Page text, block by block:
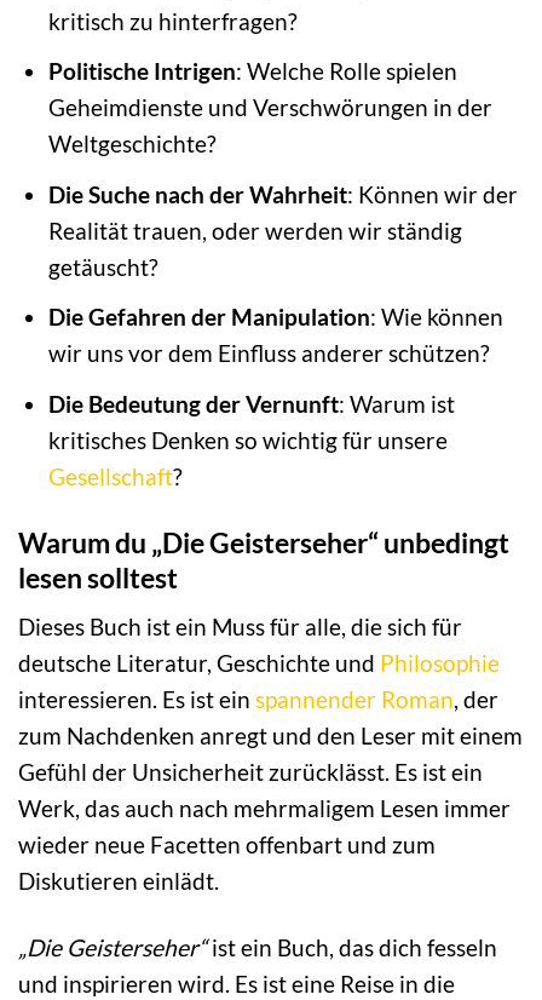
kritisch zu hinterfragen?
Politische Intrigen: Welche Rolle spielen
Geheimdienste und Verschwörungen in der
Weltgeschichte?
Die Suche nach der Wahrheit: Können wir der
Realität trauen, oder werden wir ständig
getäuscht?
Die Gefahren der Manipulation: Wie können
wir uns vor dem Einfluss anderer schützen?
Die Bedeutung der Vernunft: Warum ist
kritisches Denken so wichtig für unsere
Gesellschaft?
Warum du „Die Geisterseher“ unbedingt
lesen solltest
Dieses Buch ist ein Muss für alle, die sich für
deutsche Literatur, Geschichte und Philosophie
interessieren. Es ist ein spannender Roman, der
zum Nachdenken anregt und den Leser mit einem
Gefühl der Unsicherheit zurücklässt. Es ist ein
Werk, das auch nach mehrmaligem Lesen immer
wieder neue Facetten offenbart und zum
Diskutieren einlädt.
„Die Geisterseher“ist ein Buch, das dich fesseln
und inspirieren wird. Es ist eine Reise in die